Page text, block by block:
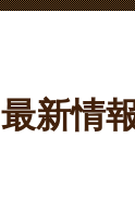
最新情